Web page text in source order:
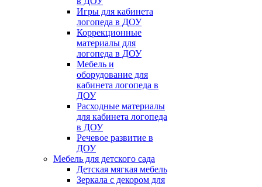
Игры для кабинета
логопеда в ДОУ
Коррекционные
материалы для
логопеда в ДОУ
Мебель и
оборудование для
кабинета логопеда в
ДОУ
Расходные материалы
для кабинета логопеда
в ДОУ
Речевое развитие в
ДОУ
Мебель для детского сада
Детская мягкая мебель
Зеркала с декором для